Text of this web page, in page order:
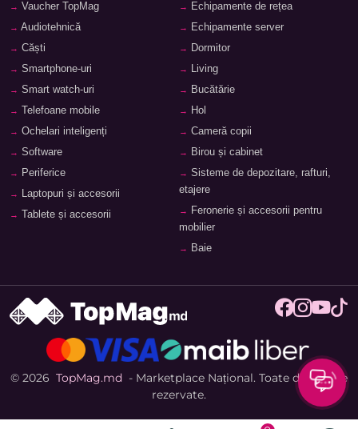
Vaucher TopMag
Audiotehnică
Căști
Smartphone-uri
Smart watch-uri
Telefoane mobile
Ochelari inteligenți
Software
Periferice
Laptopuri și accesorii
Tablete și accesorii
Echipamente de rețea
Echipamente server
Dormitor
Living
Bucătărie
Hol
Cameră copii
Birou și cabinet
Sisteme de depozitare, rafturi,
etajere
Feronerie și accesorii pentru
mobilier
Baie
© 2026 TopMag.md - Marketplace Național. Toate drepturile
rezervate.